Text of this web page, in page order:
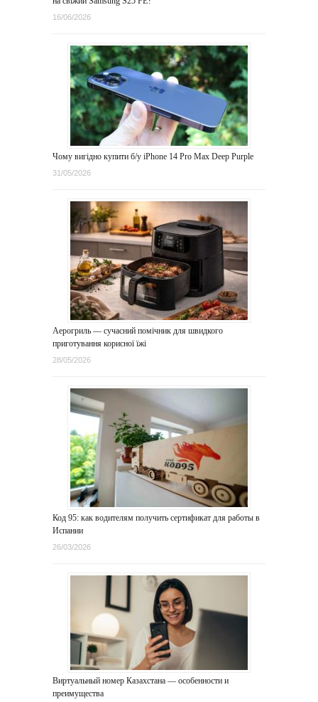
16/06/2026
Чому вигідно купити б/у iPhone 14 Pro Max Deep Purple
31/05/2026
Аерогриль — сучасний помічник для швидкого
приготування корисної їжі
28/05/2026
Код 95: как водителям получить сертификат для работы в
Испании
26/03/2026
Виртуальный номер Казахстана — особенности и
преимущества